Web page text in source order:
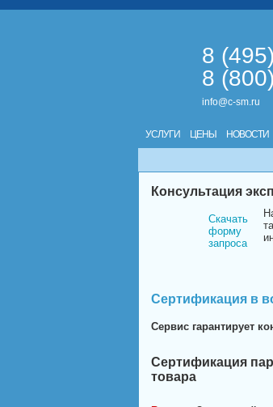
8
8
info@c-sm.ru
УСЛУГИ ЦЕНЫ НОВОСТИ
Консультация
Скачать
форму
запроса
Сертификация в
Сервис гарантирует
Сертификация
товара